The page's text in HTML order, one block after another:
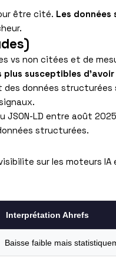
être cité. Les
non citées et de
plus susceptibles d’avoir
données
JSON-LD entre août
structurées.
sur les moteurs
Interprétation Ahrefs
Baisse faible mais